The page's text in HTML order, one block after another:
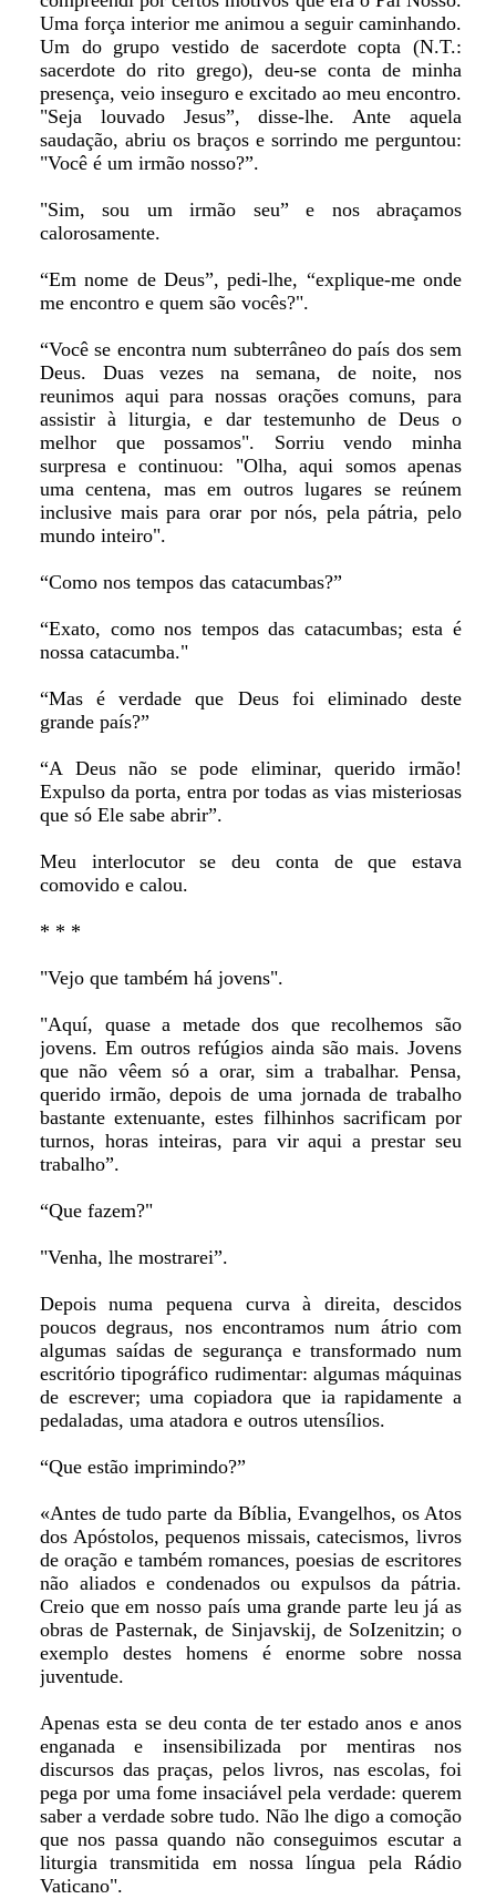
Uma força interior me animou a seguir caminhando.
Um do grupo vestido de sacerdote copta (N.T.:
sacerdote do rito grego), deu-se conta de minha
presença, veio inseguro e excitado ao meu encontro.
"Seja louvado Jesus”, disse-lhe. Ante aquela
saudação, abriu os braços e sorrindo me perguntou:
"Você é um irmão nosso?”.
"Sim, sou um irmão seu” e nos abraçamos
calorosamente.
“Em nome de Deus”, pedi-lhe, “explique-me onde
me encontro e quem são vocês?".
“Você se encontra num subterrâneo do país dos sem
Deus. Duas vezes na semana, de noite, nos
reunimos aqui para nossas orações comuns, para
assistir à liturgia, e dar testemunho de Deus o
melhor que possamos". Sorriu vendo minha
surpresa e continuou: "Olha, aqui somos apenas
uma centena, mas em outros lugares se reúnem
inclusive mais para orar por nós, pela pátria, pelo
mundo inteiro".
“Como nos tempos das catacumbas?”
“Exato, como nos tempos das catacumbas; esta é
nossa catacumba."
“Mas é verdade que Deus foi eliminado deste
grande país?”
“A Deus não se pode eliminar, querido irmão!
Expulso da porta, entra por todas as vias misteriosas
que só Ele sabe abrir”.
Meu interlocutor se deu conta de que estava
comovido e calou.
* * *
"Vejo que também há jovens".
"Aquí, quase a metade dos que recolhemos são
jovens. Em outros refúgios ainda são mais. Jovens
que não vêem só a orar, sim a trabalhar. Pensa,
querido irmão, depois de uma jornada de trabalho
bastante extenuante, estes filhinhos sacrificam por
turnos, horas inteiras, para vir aqui a prestar seu
trabalho”.
“Que fazem?"
"Venha, lhe mostrarei”.
Depois numa pequena curva à direita, descidos
poucos degraus, nos encontramos num átrio com
algumas saídas de segurança e transformado num
escritório tipográfico rudimentar: algumas máquinas
de escrever; uma copiadora que ia rapidamente a
pedaladas, uma atadora e outros utensílios.
“Que estão imprimindo?”
«Antes de tudo parte da Bíblia, Evangelhos, os Atos
dos Apóstolos, pequenos missais, catecismos, livros
de oração e também romances, poesias de escritores
não aliados e condenados ou expulsos da pátria.
Creio que em nosso país uma grande parte leu já as
obras de Pasternak, de Sinjavskij, de SoIzenitzin; o
exemplo destes homens é enorme sobre nossa
juventude.
Apenas esta se deu conta de ter estado anos e anos
enganada e insensibilizada por mentiras nos
discursos das praças, pelos livros, nas escolas, foi
pega por uma fome insaciável pela verdade: querem
saber a verdade sobre tudo. Não lhe digo a comoção
que nos passa quando não conseguimos escutar a
liturgia transmitida em nossa língua pela Rádio
Vaticano".